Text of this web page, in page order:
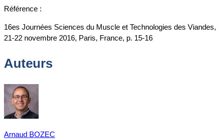
Référence :
16es Journées Sciences du Muscle et Technologies des Viandes,
21-22 novembre 2016, Paris, France, p. 15-16
Auteurs
Arnaud BOZEC